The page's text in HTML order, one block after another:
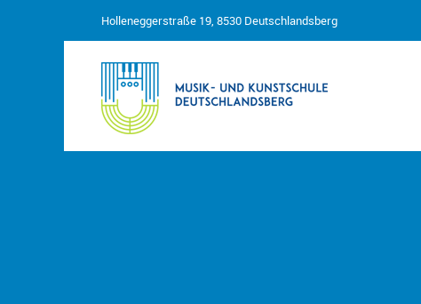
Holleneggerstraße 19, 8530 Deutschlandsberg